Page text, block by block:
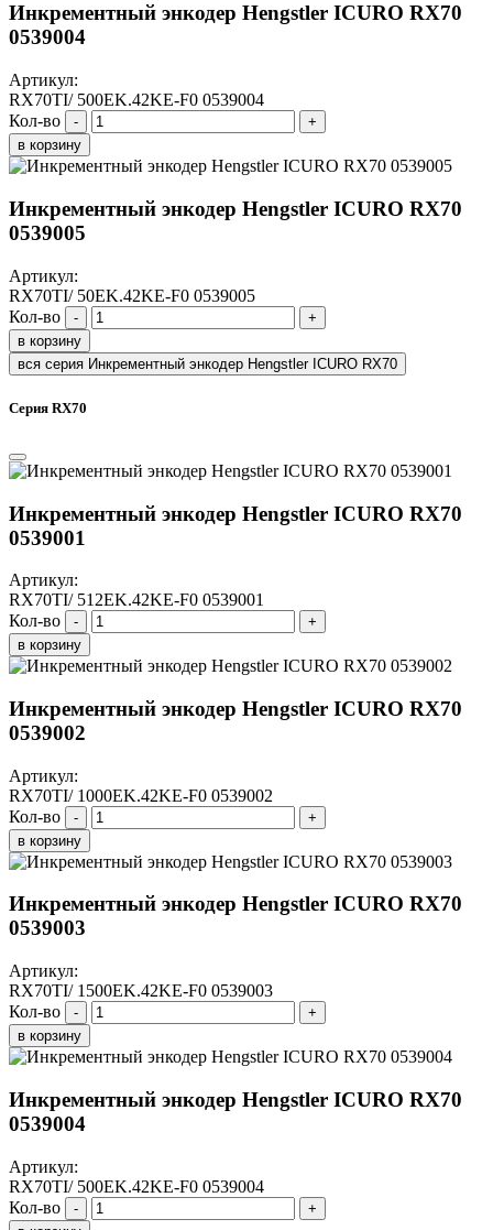
Инкрементный энкодер Hengstler ICURO RX70
0539004
Артикул:
RX70TI/ 500EK.42KE-F0 0539004
Кол-во
-
+
в корзину
Инкрементный энкодер Hengstler ICURO RX70
0539005
Артикул:
RX70TI/ 50EK.42KE-F0 0539005
Кол-во
-
+
в корзину
вся серия Инкрементный энкодер Hengstler ICURO RX70
Серия RX70
Инкрементный энкодер Hengstler ICURO RX70
0539001
Артикул:
RX70TI/ 512EK.42KE-F0 0539001
Кол-во
-
+
в корзину
Инкрементный энкодер Hengstler ICURO RX70
0539002
Артикул:
RX70TI/ 1000EK.42KE-F0 0539002
Кол-во
-
+
в корзину
Инкрементный энкодер Hengstler ICURO RX70
0539003
Артикул:
RX70TI/ 1500EK.42KE-F0 0539003
Кол-во
-
+
в корзину
Инкрементный энкодер Hengstler ICURO RX70
0539004
Артикул:
RX70TI/ 500EK.42KE-F0 0539004
Кол-во
-
+